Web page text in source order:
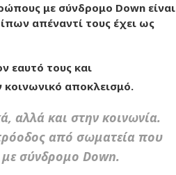
με σύνδρομο Down είναι
απέναντί τους έχει ως
εαυτό τους και
κοινωνικό αποκλεισμό.
αλλά και στην κοινωνία.
πρόοδος από σωματεία που
με σύνδρομο Down.